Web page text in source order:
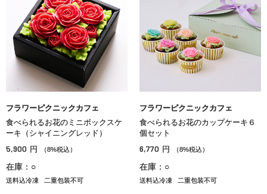
フラワーピクニックカフェ
食べられるお花のミニボックスケ
ーキ（シャイニングレッド）
5,900 円 （8%税込）
在庫：○
送料込冷凍 二重包装不可
フラワーピクニックカフェ
食べられるお花のカップケーキ６
個セット
6,770 円 （8%税込）
在庫：○
送料込冷凍 二重包装不可